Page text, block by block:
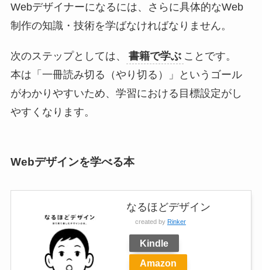
Webデザイナーになるには、さらに具体的なWeb
制作の知識・技術を学ばなければなりません。
次のステップとしては、 書籍で学ぶ ことです。
本は「一冊読み切る（やり切る）」というゴール
がわかりやすいため、学習における目標設定がし
やすくなります。
Webデザインを学べる本
なるほどデザイン
created by Rinker
Kindle
Amazon